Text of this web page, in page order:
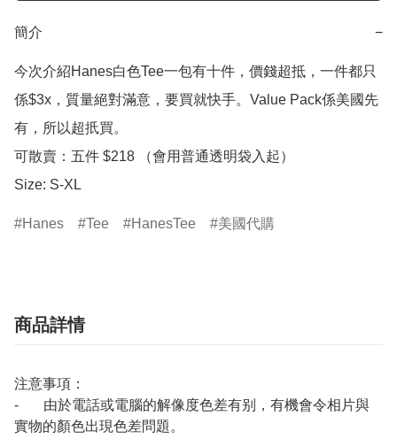
簡介 −
今次介紹Hanes白色Tee一包有十件，價錢超抵，一件都只
係$3x，質量絕對滿意，要買就快手。Value Pack係美國先
有，所以超扺買。
可散賣：五件 $218 （會用普通透明袋入起）
Size: S-XL
Hanes Tee HanesTee 美國代購
商品詳情
注意事項：
- 由於電話或電腦的解像度色差有别，有機會令相片與
實物的顏色出現色差問題。